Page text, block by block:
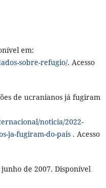
em:
sobre-refugio/. Acesso
de ucranianos já fugiram
noticia/2022-
ja-fugiram-do-pais. Acesso
de 2007. Disponível